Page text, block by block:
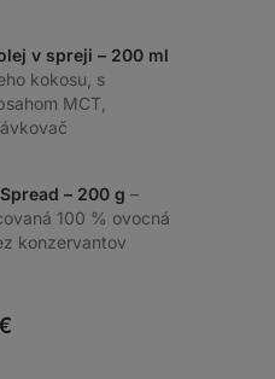
v spreji – 200 ml
kokosu, s
MCT,
– 200 g –
100 % ovocná
konzervantov